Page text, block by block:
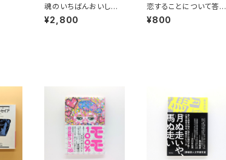
魂のいちばんおいしい
ところ 谷川俊太郎詩
集
¥2,800
恋することについて答え
を出そう
¥800